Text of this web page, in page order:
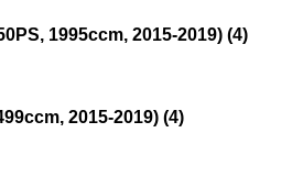
1995ccm, 2015-2019) (4)
2015-2019) (4)